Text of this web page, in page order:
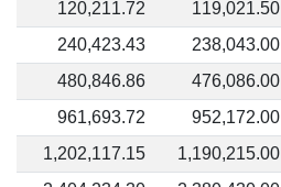
119,021.50
120,211.72
238,043.00
240,423.43
476,086.00
480,846.86
952,172.00
961,693.72
1,190,215.00
1,202,117.15